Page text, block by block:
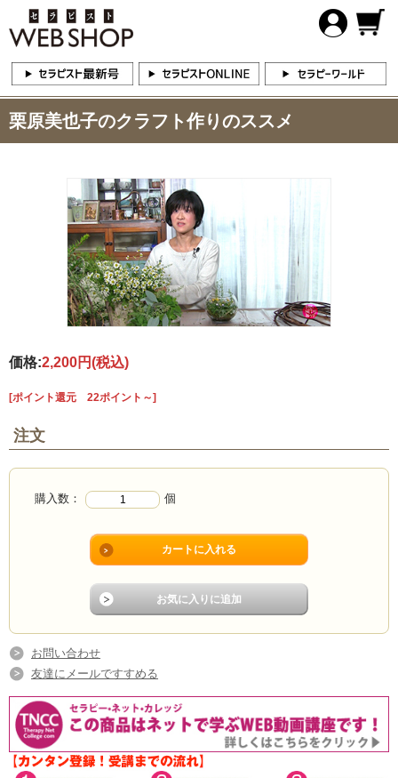
栗原美也子のクラフト作りのススメ
価格:2,200円(税込)
[ポイント還元 22ポイント～]
注文
購入数： 個
お問い合わせ
友達にメールですすめる